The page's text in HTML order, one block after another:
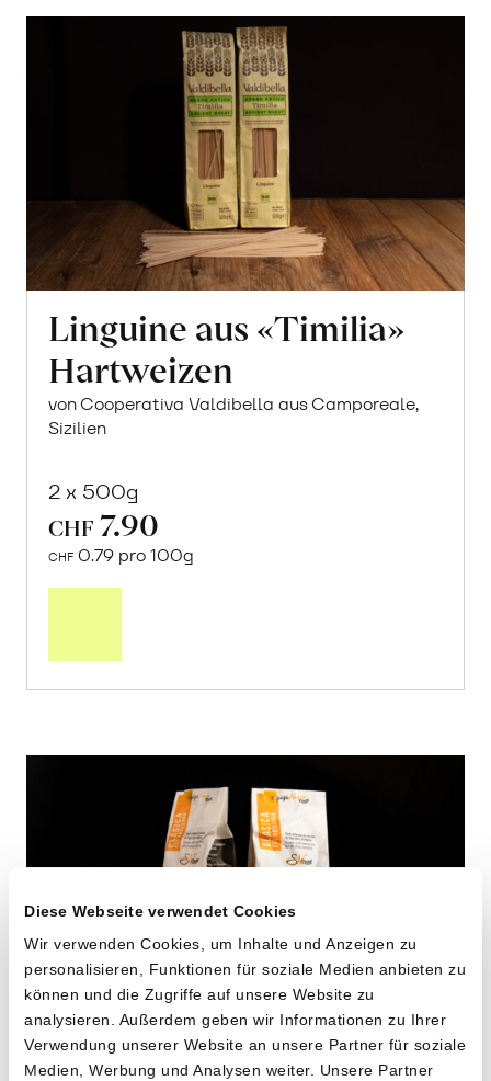
Diese Webseite verwendet Cookies
Wir verwenden Cookies, um Inhalte und Anzeigen zu
personalisieren, Funktionen für soziale Medien anbieten zu
können und die Zugriffe auf unsere Website zu
analysieren. Außerdem geben wir Informationen zu Ihrer
Verwendung unserer Website an unsere Partner für soziale
Medien, Werbung und Analysen weiter. Unsere Partner
Linguine aus «Timilia»
Hartweizen
von Cooperativa Valdibella aus Camporeale,
Sizilien
2 x 500g
CHF 7.90
CHF 0.79 pro 100g
Maccheroni aus alten